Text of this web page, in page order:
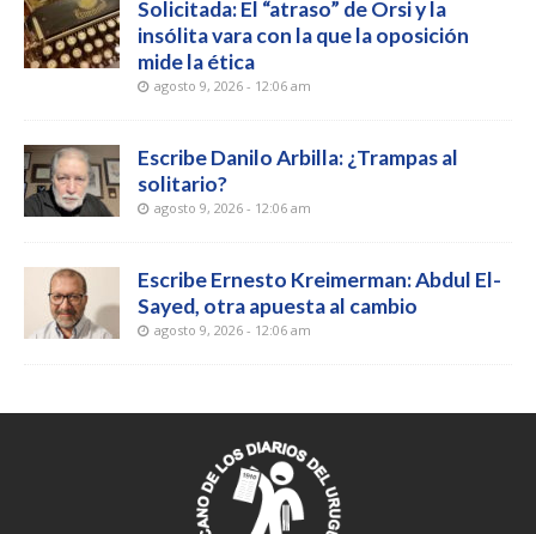
Solicitada: El “atraso” de Orsi y la
insólita vara con la que la oposición
mide la ética
agosto 9, 2026 - 12:06 am
Escribe Danilo Arbilla: ¿Trampas al
solitario?
agosto 9, 2026 - 12:06 am
Escribe Ernesto Kreimerman: Abdul El-
Sayed, otra apuesta al cambio
agosto 9, 2026 - 12:06 am